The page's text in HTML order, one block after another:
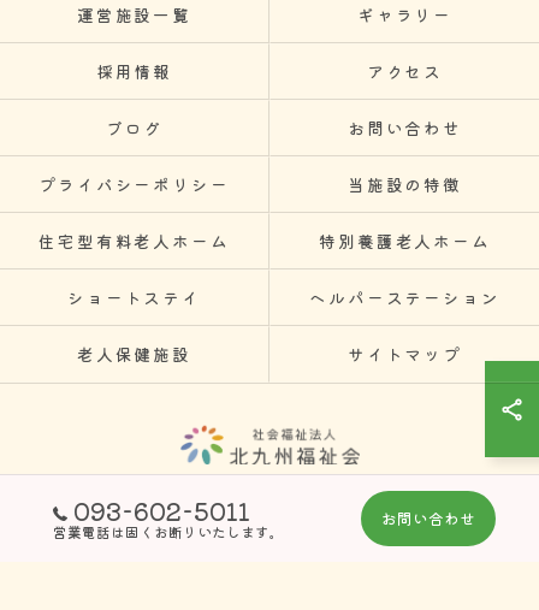
093-602-5011
営業電話は固くお断りいたします。
お問い合わせ
運営施設一覧 ギャラリー
採用情報 アクセス
ブログ お問い合わせ
プライバシーポリシー 当施設の特徴
住宅型有料老人ホーム 特別養護老人ホーム
ショートステイ ヘルパーステーション
老人保健施設 サイトマップ
© 2026 福岡県北九州の介護施設なら社会福祉法人北九州福祉会 ALL RIGHTS
RESERVED.